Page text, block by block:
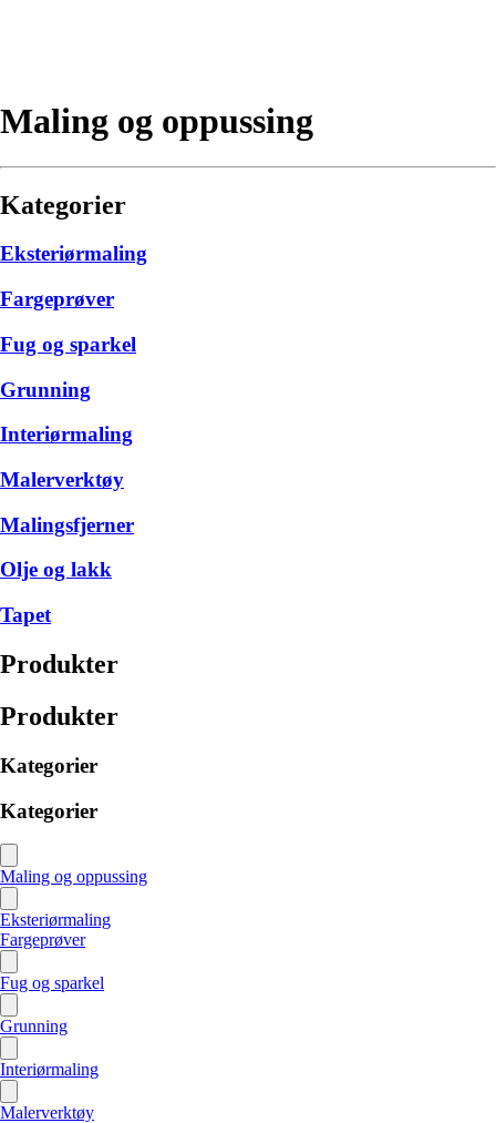
Maling og oppussing
Kategorier
Eksteriørmaling
Fargeprøver
Fug og sparkel
Grunning
Interiørmaling
Malerverktøy
Malingsfjerner
Olje og lakk
Tapet
Produkter
Produkter
Kategorier
Kategorier
Maling og oppussing
Eksteriørmaling
Fargeprøver
Fug og sparkel
Grunning
Interiørmaling
Malerverktøy